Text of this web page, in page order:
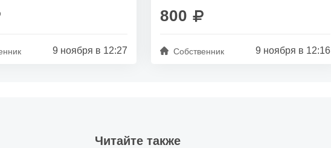
9 ноября в 12:27
800
Собственник 9 ноября в 12:16
Читайте также